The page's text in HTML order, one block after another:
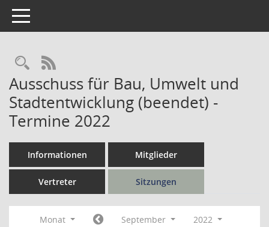
Toggle navigation
Rechercheauswahl
RSS-Feed
Ausschuss für Bau, Umwelt und
Stadtentwicklung (beendet) -
Termine 2022
Informationen Mitglieder
Vertreter Sitzungen
Monat September
2022